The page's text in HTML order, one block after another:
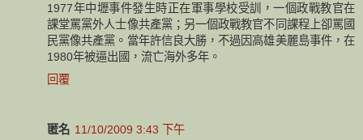
1977年中壢事件發生時正在軍事學校受訓，一個政戰教官在
課堂罵黨外人士像共產黨；另一個政戰教官不同課程上卻罵國
民黨像共產黨。當年許信良大勝，不過因高雄美麗島事件，在
1980年被逼出國，流亡海外多年。
回覆
匿名 11/10/2009 3:43 下午